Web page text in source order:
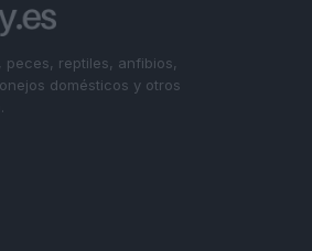
peces, reptiles, anfibios,
domésticos y otros